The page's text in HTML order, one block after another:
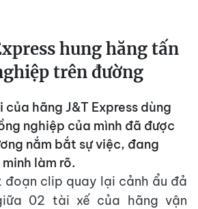
hung hăng tấn
trên đường
của hãng J&T Express dùng
nghiệp của mình đã được
nắm bắt sự việc, đang
làm rõ.
đoạn clip quay lại cảnh ẩu đả
02 tài xế của hãng vận